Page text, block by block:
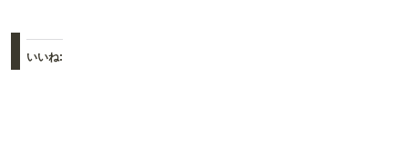
いいね: